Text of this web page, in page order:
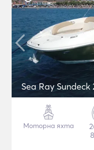
Sea Ray
Моторна яхта